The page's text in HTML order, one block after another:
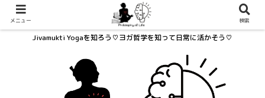
Jivamukti Yogaを知ろう♡ヨガ哲学を知って日常に活かそう♡
メニュー 検索